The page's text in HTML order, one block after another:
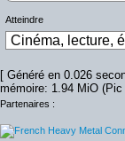
Atteindre
[ Généré en 0.026
mémoire: 1.94 MiO
Partenaires :